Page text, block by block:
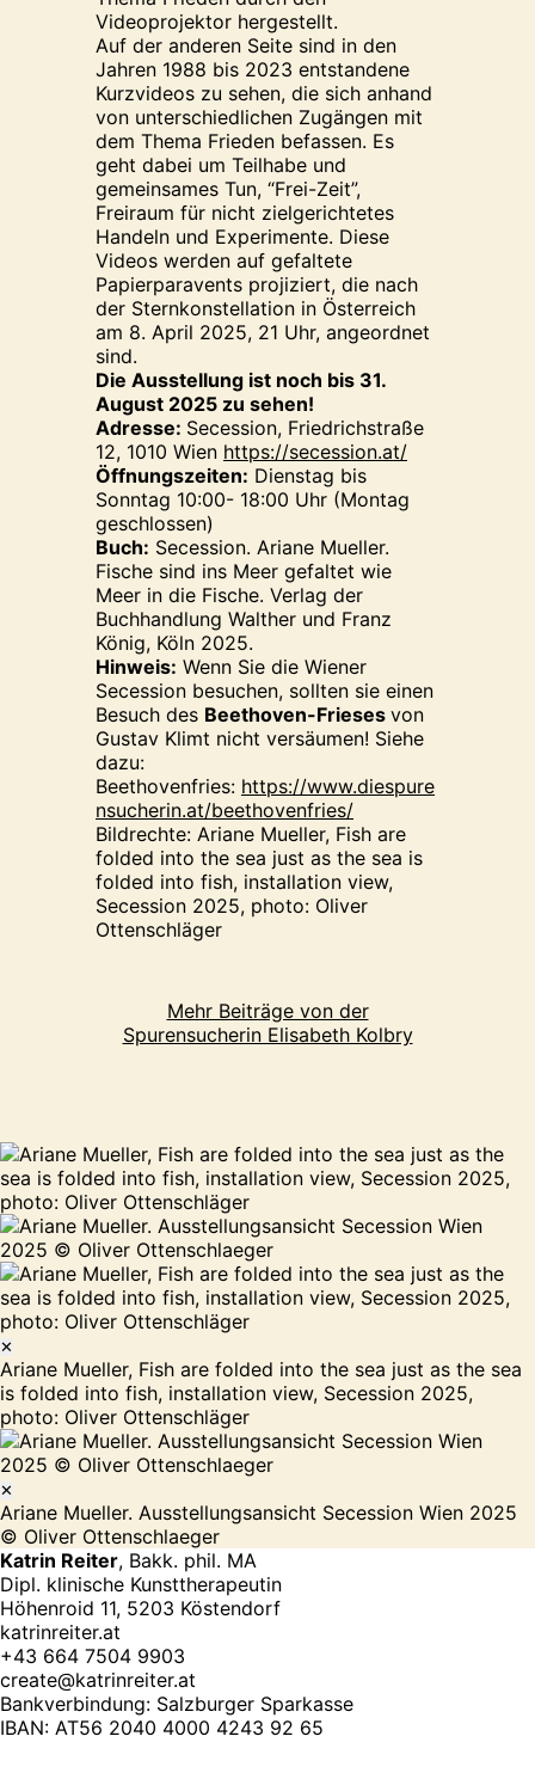
Videoprojektor hergestellt.
Auf der anderen Seite sind in den
Jahren 1988 bis 2023 entstandene
Kurzvideos zu sehen, die sich anhand
von unterschiedlichen Zugängen mit
dem Thema Frieden befassen. Es
geht dabei um Teilhabe und
gemeinsames Tun, “Frei-Zeit”,
Freiraum für nicht zielgerichtetes
Handeln und Experimente. Diese
Videos werden auf gefaltete
Papierparavents projiziert, die nach
der Sternkonstellation in Österreich
am 8. April 2025, 21 Uhr, angeordnet
sind.
Die Ausstellung ist noch bis 31.
August 2025 zu sehen!
Adresse: Secession, Friedrichstraße
12, 1010 Wien https://secession.at/
Öffnungszeiten: Dienstag bis
Sonntag 10:00- 18:00 Uhr (Montag
geschlossen)
Buch: Secession. Ariane Mueller.
Fische sind ins Meer gefaltet wie
Meer in die Fische. Verlag der
Buchhandlung Walther und Franz
König, Köln 2025.
Hinweis: Wenn Sie die Wiener
Secession besuchen, sollten sie einen
Besuch des Beethoven-Frieses von
Gustav Klimt nicht versäumen! Siehe
dazu:
Beethovenfries: https://www.diespure
nsucherin.at/beethovenfries/
Bildrechte: Ariane Mueller, Fish are
folded into the sea just as the sea is
folded into fish, installation view,
Secession 2025, photo: Oliver
Ottenschläger
Mehr Beiträge von der
Spurensucherin Elisabeth Kolbry
✕
Ariane Mueller, Fish are folded into the sea just as the sea
is folded into fish, installation view, Secession 2025,
photo: Oliver Ottenschläger
✕
Ariane Mueller. Ausstellungsansicht Secession Wien 2025
© Oliver Ottenschlaeger
Katrin Reiter, Bakk. phil. MA
Dipl. klinische Kunsttherapeutin
Höhenroid 11, 5203 Köstendorf
katrinreiter.at
+43 664 7504 9903
create@katrinreiter.at
Bankverbindung: Salzburger Sparkasse
IBAN: AT56 2040 4000 4243 92 65